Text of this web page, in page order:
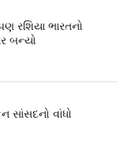
રશિયા ભારતનો
બન્યો
સાંસદનો વાંધો